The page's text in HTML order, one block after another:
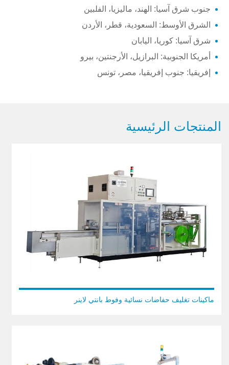
جنوب شرق آسيا: الهند، ماليزيا، الفلبين
الشرق الأوسط: السعودية، قطر، الأردن
شرق آسيا: كوريا، اليابان
أمريكا الجنوبية: البرازيل، الأرجنتين، بيرو
إفريقيا: جنوب إفريقيا، مصر، تونس
المنتجات الرئيسية
ماكينات تغليف حفاضات نسائية وفوط بانتي لاينر